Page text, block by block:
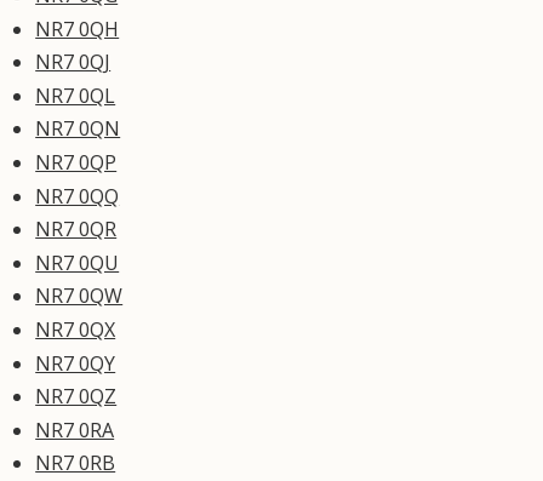
NR7 0QH
NR7 0QJ
NR7 0QL
NR7 0QN
NR7 0QP
NR7 0QQ
NR7 0QR
NR7 0QU
NR7 0QW
NR7 0QX
NR7 0QY
NR7 0QZ
NR7 0RA
NR7 0RB